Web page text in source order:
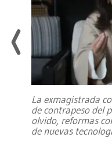
La exmagistrada
de contrapeso del
olvido, reformas
de nuevas